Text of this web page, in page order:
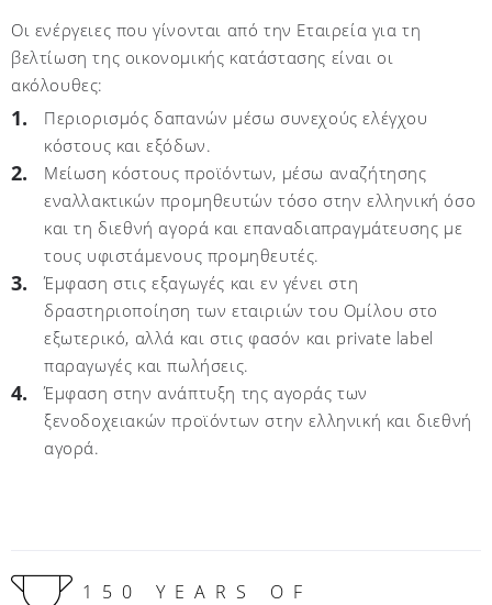
Οι ενέργειες που γίνονται από την Εταιρεία για τη
βελτίωση της οικονομικής κατάστασης είναι οι
ακόλουθες:
Περιορισμός δαπανών μέσω συνεχούς ελέγχου
κόστους και εξόδων.
Μείωση κόστους προϊόντων, μέσω αναζήτησης
εναλλακτικών προμηθευτών τόσο στην ελληνική όσο
και τη διεθνή αγορά και επαναδιαπραγμάτευσης με
τους υφιστάμενους προμηθευτές.
Έμφαση στις εξαγωγές και εν γένει στη
δραστηριοποίηση των εταιριών του Ομίλου στο
εξωτερικό, αλλά και στις φασόν και private label
παραγωγές και πωλήσεις.
Έμφαση στην ανάπτυξη της αγοράς των
ξενοδοχειακών προϊόντων στην ελληνική και διεθνή
αγορά.
150 YEARS OF